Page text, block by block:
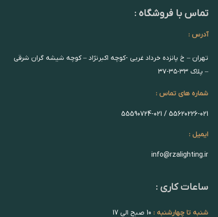
تماس با فروشگاه :
آدرس :
تهران – خ پانزده خرداد غربی -کوچه اکبرنژاد – کوچه شیشه گران شرقی
– پلاک ۳۳-۳۵-۳۷
شماره های تماس :
55620226-021 / 55590724-021
ایمیل :
info@rzalighting.ir
ساعات کاری :
شنبه تا چهارشنبه :